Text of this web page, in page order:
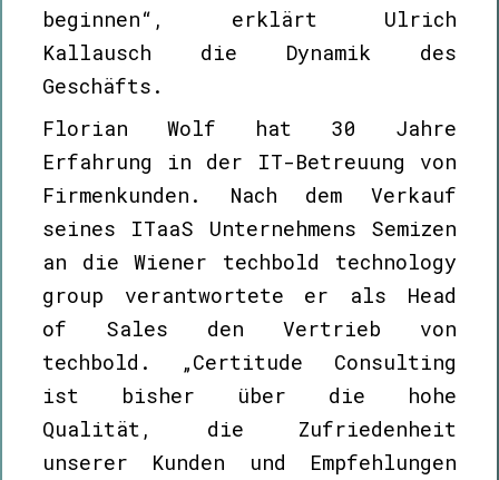
beginnen“, erklärt Ulrich
Kallausch die Dynamik des
Geschäfts.
Florian Wolf hat 30 Jahre
Erfahrung in der IT-Betreuung von
Firmenkunden. Nach dem Verkauf
seines ITaaS Unternehmens Semizen
an die Wiener techbold technology
group verantwortete er als Head
of Sales den Vertrieb von
techbold. „Certitude Consulting
ist bisher über die hohe
Qualität, die Zufriedenheit
unserer Kunden und Empfehlungen